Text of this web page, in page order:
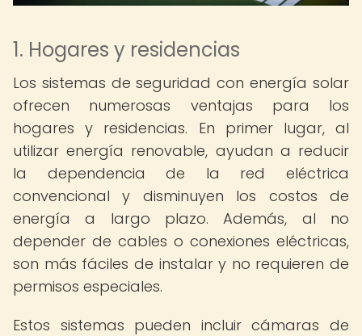
1. Hogares y residencias
Los sistemas de seguridad con energía solar
ofrecen numerosas ventajas para los
hogares y residencias. En primer lugar, al
utilizar energía renovable, ayudan a reducir
la dependencia de la red eléctrica
convencional y disminuyen los costos de
energía a largo plazo. Además, al no
depender de cables o conexiones eléctricas,
son más fáciles de instalar y no requieren de
permisos especiales.
Estos sistemas pueden incluir cámaras de